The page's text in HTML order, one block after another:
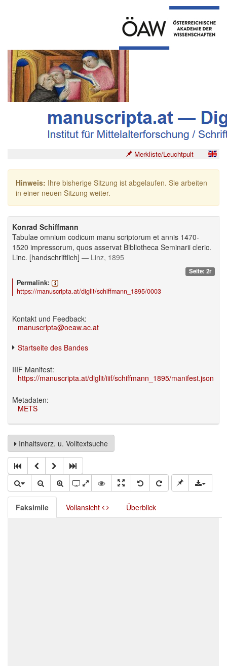
Merkliste/Leuchtpult
Hinweis: Ihre bisherige Sitzung ist abgelaufen. Sie arbeiten
in einer neuen Sitzung weiter.
Konrad Schiffmann
Tabulae omnium codicum manu scriptorum et annis 1470-
1520 impressorum, quos asservat Bibliotheca Seminarii cleric.
Linc. [handschriftlich] — Linz, 1895
Seite: 2r
Permalink:
https://manuscripta.at/diglit/schiffmann_1895/0003
Kontakt und Feedback:
manuscripta@oeaw.ac.at
Startseite des Bandes
IIIF Manifest:
https://manuscripta.at/diglit/iiif/schiffmann_1895/manifest.json
Metadaten:
METS
Inhaltsverz. u. Volltextsuche
Faksimile Vollansicht Überblick